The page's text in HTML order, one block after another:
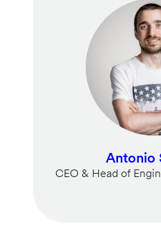
Antonio
CEO & Head of